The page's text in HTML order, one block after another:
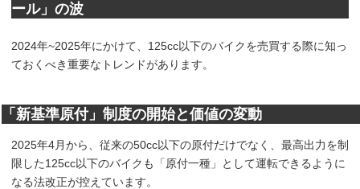
ール」の波
2024年~2025年にかけて、125cc以下のバイクを売買する際に知っ
ておくべき重要なトレンドがあります。
「新基準原付」制度の開始と価値の変動
2025年4月から、従来の50cc以下の原付だけでなく、最高出力を制
限した125cc以下のバイクも「原付一種」として運転できるように
なる法改正が控えています。